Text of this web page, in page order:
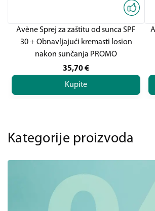
Avène Sprej za zaštitu od sunca SPF
30 + Obnavljajući kremasti losion
nakon sunčanja PROMO
35,70€
Kupite
Kategorije proizvoda